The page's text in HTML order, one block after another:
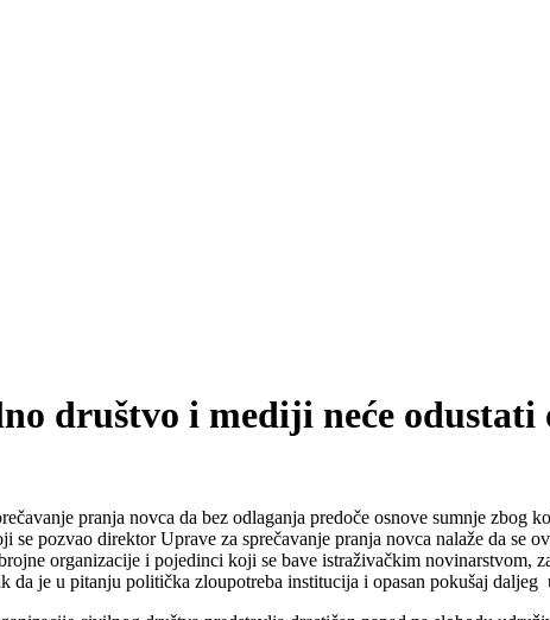
društvo i mediji neće odustati
pranja novca da bez odlaganja predoče osnove sumnje zbog
pozvao direktor Uprave za sprečavanje pranja novca nalaže da se
organizacije i pojedinci koji se bave istraživačkim novinarstvom,
je u pitanju politička zloupotreba institucija i opasan pokušaj